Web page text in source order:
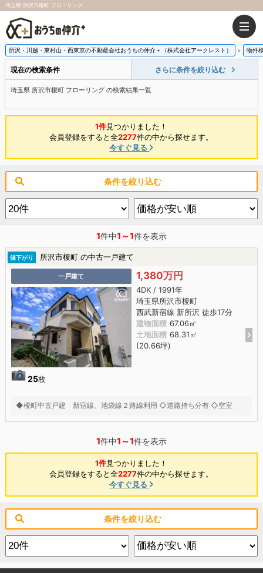
埼玉県 所沢市榎町 フローリング
所沢・川越・東村山・西東京の不動産会社おうちの仲介＋（株式会社アークレスト） 物件
現在の検索条件 さらに条件を絞り込む
埼玉県 所沢市榎町 フローリング の検索結果一覧
1件見つかりました！
会員登録をすると全2277件の中から探せます。
今すぐ見る
条件を絞り込む
1件中1～1件を表示
値下がり 所沢市榎町 の中古一戸建て
一戸建て
25枚
1,380万円
4DK / 1991年
埼玉県所沢市榎町
西武新宿線 新所沢 徒歩17分
建物面積 67.06㎡
土地面積 68.31㎡
(20.66坪)
◆榎町中古戸建 新宿線、池袋線２路線利用 ◇道路持ち分有 ◇空室
1件中1～1件を表示
1件見つかりました！
会員登録をすると全2277件の中から探せます。
今すぐ見る
条件を絞り込む